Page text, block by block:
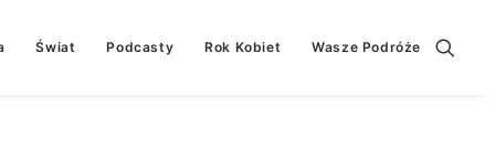
Świat Podcasty Rok Kobiet Wasze Podróże